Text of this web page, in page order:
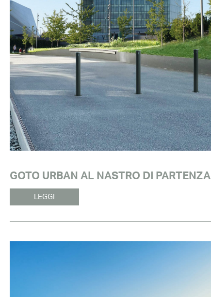
GOTO URBAN AL NASTRO DI PARTENZA
LEGGI